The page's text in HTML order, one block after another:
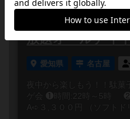
夜中から楽しも
放題オールナイ
愛知県 名古屋
夜中から楽しもう！！駄菓
ゲ会 ❶時間:22時～5時 ❷
A➪３,３００円 （ソフトド